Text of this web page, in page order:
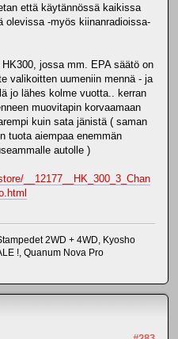
että käytännössä kaikissa
olevissa -myös kiinanradioissa-
jossa mm. EPA säätö on
valikoitten uumeniin mennä - ja
jo lähes kolme vuotta.. kerran
muovitapin korvaamaan
kuin sata jänistä ( saman
tuota aiempaa enemmän
autolle )
__12177__HK_300_3_Chan
2WD + 4WD, Kyosho
!, Quanum Nova Pro